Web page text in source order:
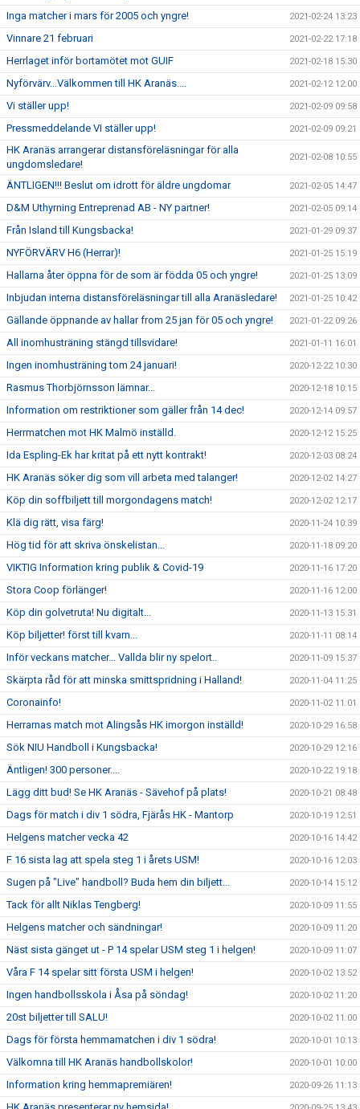
Inga matcher i mars för 2005 och yngre! 2021-02-24 13:23
Vinnare 21 februari 2021-02-22 17:18
Herrlaget inför bortamötet mot GUIF 2021-02-18 15:30
Nyförvärv...Välkommen till HK Aranäs.... 2021-02-12 12:00
Vi ställer upp! 2021-02-09 09:58
Pressmeddelande VI ställer upp! 2021-02-09 09:21
HK Aranäs arrangerar distansföreläsningar för alla
ungdomsledare!
2021-02-08 10:55
ÄNTLIGEN!!! Beslut om idrott för äldre ungdomar 2021-02-05 14:47
D&M Uthyrning Entreprenad AB - NY partner! 2021-02-05 09:14
Från Island till Kungsbacka! 2021-01-29 09:37
NYFÖRVÄRV H6 (Herrar)! 2021-01-25 15:19
Hallarna åter öppna för de som är födda 05 och yngre! 2021-01-25 13:09
Inbjudan interna distansföreläsningar till alla Aranäsledare! 2021-01-25 10:42
Gällande öppnande av hallar from 25 jan för 05 och yngre! 2021-01-22 09:26
All inomhusträning stängd tillsvidare! 2021-01-11 16:01
Ingen inomhusträning tom 24 januari! 2020-12-22 10:30
Rasmus Thorbjörnsson lämnar... 2020-12-18 10:15
Information om restriktioner som gäller från 14 dec! 2020-12-14 09:57
Herrmatchen mot HK Malmö inställd. 2020-12-12 15:25
Ida Espling-Ek har kritat på ett nytt kontrakt! 2020-12-03 08:24
HK Aranäs söker dig som vill arbeta med talanger! 2020-12-02 14:27
Köp din soffbiljett till morgondagens match! 2020-12-02 12:17
Klä dig rätt, visa färg! 2020-11-24 10:39
Hög tid för att skriva önskelistan... 2020-11-18 09:20
VIKTIG Information kring publik & Covid-19 2020-11-16 17:20
Stora Coop förlänger! 2020-11-16 12:00
Köp din golvetruta! Nu digitalt... 2020-11-13 15:31
Köp biljetter! först till kvarn... 2020-11-11 08:14
Inför veckans matcher... Vallda blir ny spelort.. 2020-11-09 15:37
Skärpta råd för att minska smittspridning i Halland! 2020-11-04 11:25
Coronainfo! 2020-11-02 11:01
Herrarnas match mot Alingsås HK imorgon inställd! 2020-10-29 16:58
Sök NIU Handboll i Kungsbacka! 2020-10-29 12:16
Äntligen! 300 personer.... 2020-10-22 19:18
Lägg ditt bud! Se HK Aranäs - Sävehof på plats! 2020-10-21 08:48
Dags för match i div 1 södra, Fjärås HK - Mantorp 2020-10-19 12:51
Helgens matcher vecka 42 2020-10-16 14:42
F 16 sista lag att spela steg 1 i årets USM! 2020-10-16 12:03
Sugen på "Live" handboll? Buda hem din biljett... 2020-10-14 15:12
Tack för allt Niklas Tengberg! 2020-10-09 11:55
Helgens matcher och sändningar! 2020-10-09 11:20
Näst sista gänget ut - P 14 spelar USM steg 1 i helgen! 2020-10-09 11:07
Våra F 14 spelar sitt första USM i helgen! 2020-10-02 13:52
Ingen handbollsskola i Åsa på söndag! 2020-10-02 11:20
20st biljetter till SALU! 2020-10-02 11:00
Dags för första hemmamatchen i div 1 södra! 2020-10-01 10:13
Välkomna till HK Aranäs handbollskolor! 2020-10-01 10:00
Information kring hemmapremiären! 2020-09-26 11:13